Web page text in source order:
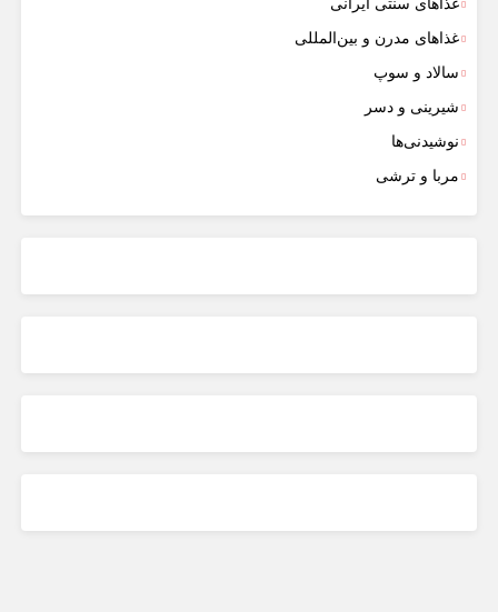
غذاهای سنتی ایرانی
غذاهای مدرن و بین‌المللی
سالاد و سوپ
شیرینی و دسر
نوشیدنی‌ها
مربا و ترشی